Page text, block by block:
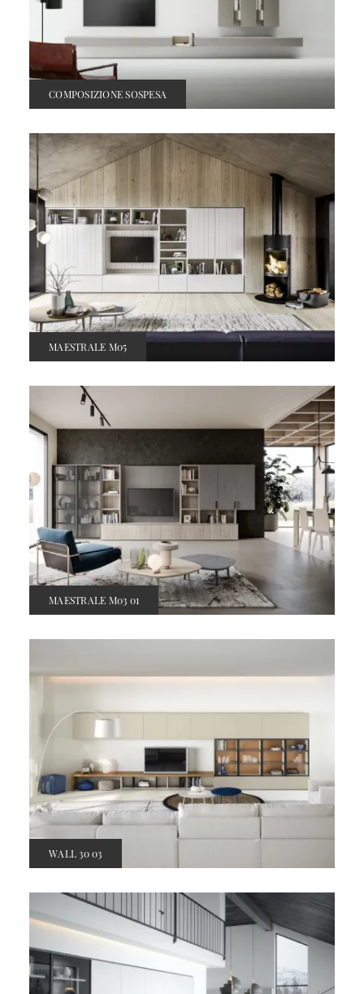
COMPOSIZIONE SOSPESA
MAESTRALE M05
MAESTRALE M03 01
WALL 30 03